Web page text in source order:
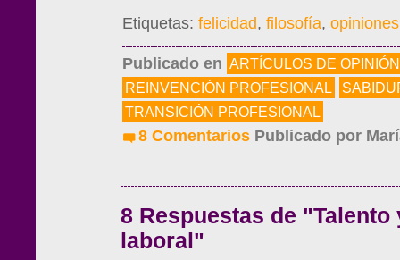
Etiquetas: felicidad, filosofía, opiniones
Publicado en ARTÍCULOS DE OPINIÓN
REINVENCIÓN PROFESIONAL
TRANSICIÓN PROFESIONAL
8 Comentarios Publicado por
8 Respuestas de "Talento
laboral"